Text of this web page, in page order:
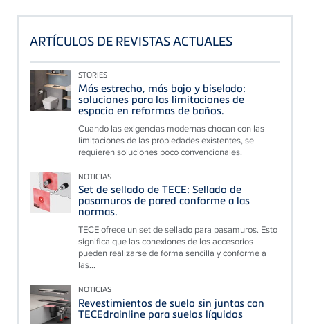
ARTÍCULOS DE REVISTAS ACTUALES
STORIES
Más estrecho, más bajo y biselado:
soluciones para las limitaciones de
espacio en reformas de baños.
Cuando las exigencias modernas chocan con las
limitaciones de las propiedades existentes, se
requieren soluciones poco convencionales.
NOTICIAS
Set de sellado de TECE: Sellado de
pasamuros de pared conforme a las
normas.
TECE ofrece un set de sellado para pasamuros. Esto
significa que las conexiones de los accesorios
pueden realizarse de forma sencilla y conforme a
las...
NOTICIAS
Revestimientos de suelo sin juntas con
TECEdrainline para suelos líquidos